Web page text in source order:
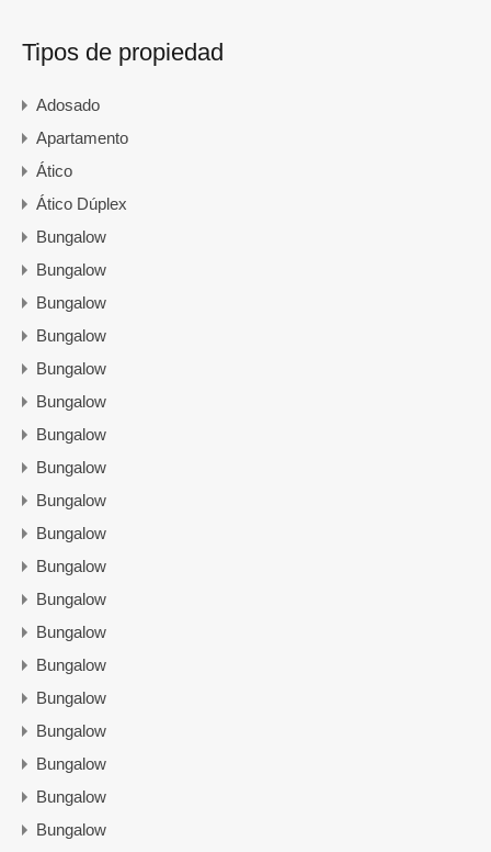
Tipos de propiedad
Adosado
Apartamento
Ático
Ático Dúplex
Bungalow
Bungalow
Bungalow
Bungalow
Bungalow
Bungalow
Bungalow
Bungalow
Bungalow
Bungalow
Bungalow
Bungalow
Bungalow
Bungalow
Bungalow
Bungalow
Bungalow
Bungalow
Bungalow